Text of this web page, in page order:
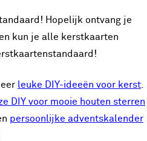
Hopelijk ontvang je
kun je alle kerstkaarten
leuke DIY-ideeën voor kerst
DIY voor mooie houten sterren
persoonlijke adventskalender